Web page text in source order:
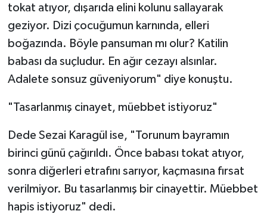
tokat atıyor, dışarıda elini kolunu sallayarak
geziyor. Dizi çocuğumun karnında, elleri
boğazında. Böyle pansuman mı olur? Katilin
babası da suçludur. En ağır cezayı alsınlar.
Adalete sonsuz güveniyorum" diye konuştu.
"Tasarlanmış cinayet, müebbet istiyoruz"
Dede Sezai Karagül ise, "Torunum bayramın
birinci günü çağırıldı. Önce babası tokat atıyor,
sonra diğerleri etrafını sarıyor, kaçmasına fırsat
verilmiyor. Bu tasarlanmış bir cinayettir. Müebbet
hapis istiyoruz" dedi.